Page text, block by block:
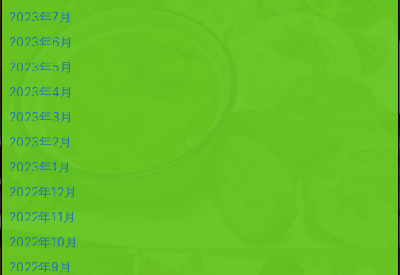
2023年7月
2023年6月
2023年5月
2023年4月
2023年3月
2023年2月
2023年1月
2022年12月
2022年11月
2022年10月
2022年9月